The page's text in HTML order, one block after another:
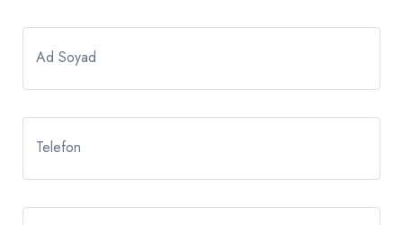
Ad Soyad
Telefon